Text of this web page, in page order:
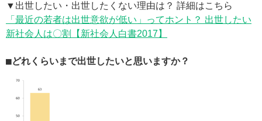
▼出世したい・出世したくない理由は？ 詳細はこちら
「最近の若者は出世意欲が低い」ってホント？ 出世したい
新社会人は〇割【新社会人白書2017】
■どれくらいまで出世したいと思いますか？